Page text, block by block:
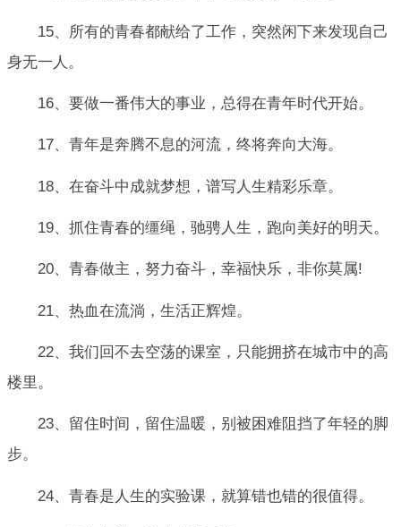
15、所有的青春都献给了工作，突然闲下来发现自己
身无一人。
16、要做一番伟大的事业，总得在青年时代开始。
17、青年是奔腾不息的河流，终将奔向大海。
18、在奋斗中成就梦想，谱写人生精彩乐章。
19、抓住青春的缰绳，驰骋人生，跑向美好的明天。
20、青春做主，努力奋斗，幸福快乐，非你莫属!
21、热血在流淌，生活正辉煌。
22、我们回不去空荡的课室，只能拥挤在城市中的高
楼里。
23、留住时间，留住温暖，别被困难阻挡了年轻的脚
步。
24、青春是人生的实验课，就算错也错的很值得。